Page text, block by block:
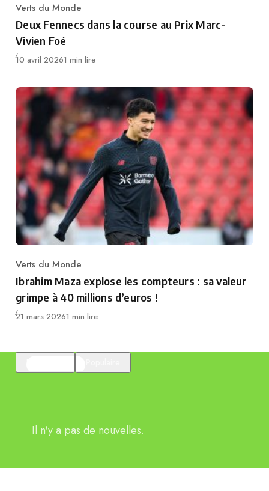
Category
Verts du Monde
Deux Fennecs dans la course au Prix Marc-
Vivien Foé
Publié
10 avril 20261 min lire
Category
Verts du Monde
Ibrahim Maza explose les compteurs : sa valeur
grimpe à 40 millions d’euros !
Publié
21 mars 20261 min lire
Il n'y a pas de nouvelles.